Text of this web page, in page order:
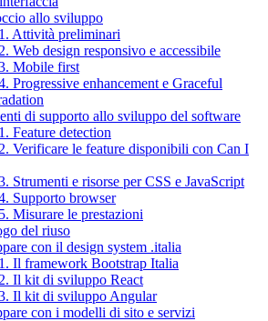
allo sviluppo
Attività preliminari
Web design responsivo e accessibile
Mobile first
Progressive enhancement e Graceful
di supporto allo sviluppo del software
Feature detection
Verificare le feature disponibili con Can I
Strumenti e risorse per CSS e JavaScript
Supporto browser
Misurare le prestazioni
del riuso
con il design system .italia
Il framework Bootstrap Italia
Il kit di sviluppo React
Il kit di sviluppo Angular
con i modelli di sito e servizi